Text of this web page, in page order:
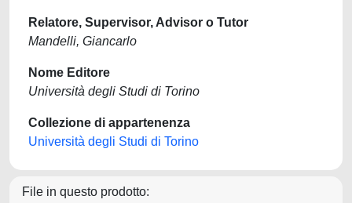
Relatore, Supervisor, Advisor o Tutor
Mandelli, Giancarlo
Nome Editore
Università degli Studi di Torino
Collezione di appartenenza
Università degli Studi di Torino
File in questo prodotto: